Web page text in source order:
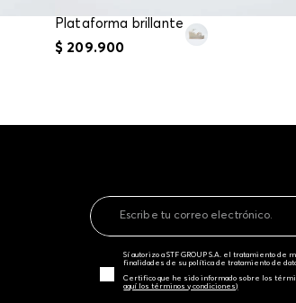
Plataforma brillante
$ 209.900
Sí autorizo a STF GROUP S.A. el tratamiento de
finalidades de su política de tratamiento de
Certifico que he sido informado sobre los
aquí los términos y condiciones)